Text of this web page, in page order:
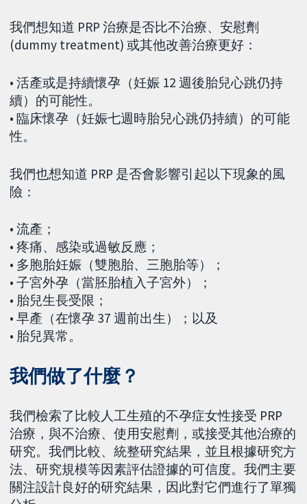
我們想知道 PRP 治療是否比不治療、安慰劑
(dummy treatment) 或其他改善治療更好：
• 活產或是持續懷孕（妊娠 12 週後胎兒心跳仍持
續）的可能性。
• 臨床懷孕（妊娠七週時胎兒心跳仍持續）的可能
性。
我們也想知道 PRP 是否會影響引起以下現象的風
險：
• 流產；
• 疼痛、感染或過敏反應；
• 多胞胎妊娠（雙胞胎、三胞胎等）；
• 子宮外孕（當胚胎植入子宮外）；
• 胎兒生長受限；
• 早產（在懷孕 37 週前出生）；以及
• 胎兒異常。
我們做了什麼？
我們檢索了比較人工生殖的不孕症女性接受 PRP
治療，與不治療、使用安慰劑，或接受其他治療的
研究。我們比較、統整研究結果，並且根據研究方
法、研究規模等因素評估證據的可信度。我們主要
關注設計良好的研究結果，因此對它們進行了單獨